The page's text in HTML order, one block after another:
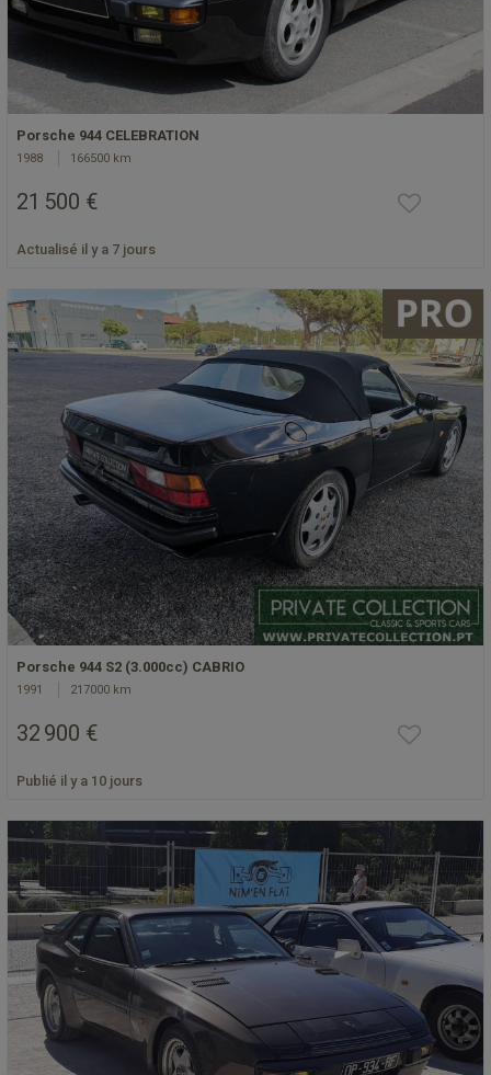
Porsche 944 CELEBRATION
1988 166500 km
21 500 €
Actualisé il y a 7 jours
Porsche 944 S2 (3.000cc) CABRIO
1991 217000 km
32 900 €
Publié il y a 10 jours